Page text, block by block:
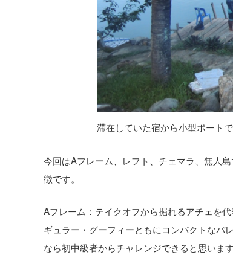
滞在していた宿から小型ボート
今回はAフレーム、レフト、チェマラ、無人
徴です。
Aフレーム：テイクオフから掘れるアチェを
ギュラー・グーフィーともにコンパクトなバ
なら初中級者からチャレンジできると思いま